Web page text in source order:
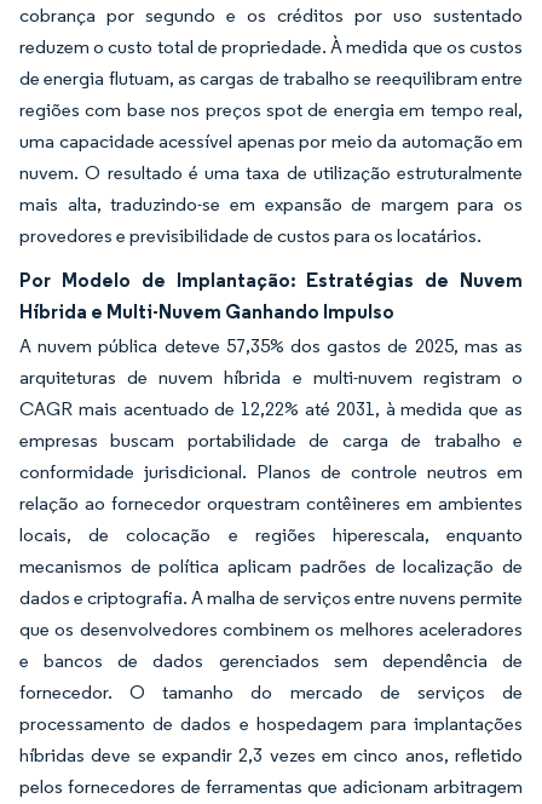
cobrança por segundo e os créditos por uso sustentado
reduzem o custo total de propriedade. À medida que os custos
de energia flutuam, as cargas de trabalho se reequilibram entre
regiões com base nos preços spot de energia em tempo real,
uma capacidade acessível apenas por meio da automação em
nuvem. O resultado é uma taxa de utilização estruturalmente
mais alta, traduzindo-se em expansão de margem para os
provedores e previsibilidade de custos para os locatários.
Por Modelo de Implantação: Estratégias de Nuvem
Híbrida e Multi-Nuvem Ganhando Impulso
A nuvem pública deteve 57,35% dos gastos de 2025, mas as
arquiteturas de nuvem híbrida e multi-nuvem registram o
CAGR mais acentuado de 12,22% até 2031, à medida que as
empresas buscam portabilidade de carga de trabalho e
conformidade jurisdicional. Planos de controle neutros em
relação ao fornecedor orquestram contêineres em ambientes
locais, de colocação e regiões hiperescala, enquanto
mecanismos de política aplicam padrões de localização de
dados e criptografia. A malha de serviços entre nuvens permite
que os desenvolvedores combinem os melhores aceleradores
e bancos de dados gerenciados sem dependência de
fornecedor. O tamanho do mercado de serviços de
processamento de dados e hospedagem para implantações
híbridas deve se expandir 2,3 vezes em cinco anos, refletido
pelos fornecedores de ferramentas que adicionam arbitragem